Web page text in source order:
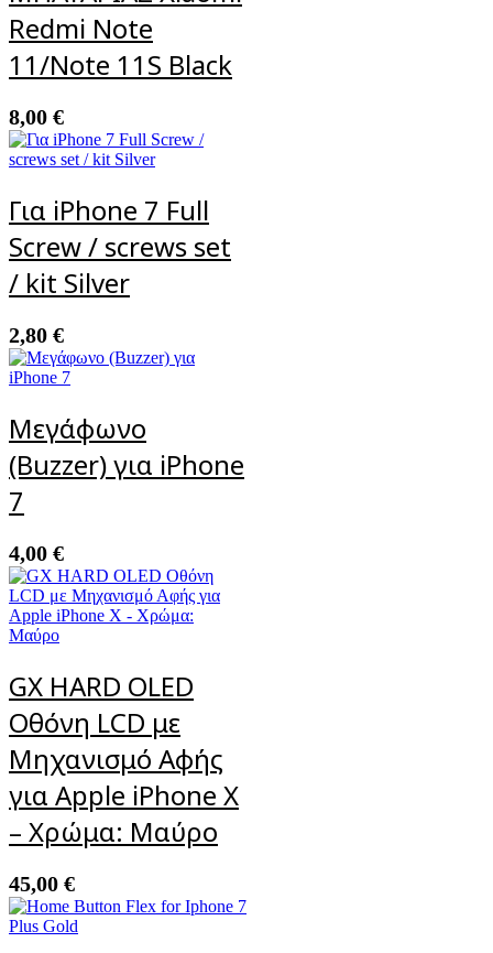
Redmi Note
11/Note 11S Black
8,00 €
Για iPhone 7 Full
Screw / screws set
/ kit Silver
2,80 €
Μεγάφωνο
(Buzzer) για iPhone
7
4,00 €
GX HARD OLED
Οθόνη LCD με
Μηχανισμό Αφής
για Apple iPhone X
– Χρώμα: Μαύρο
45,00 €